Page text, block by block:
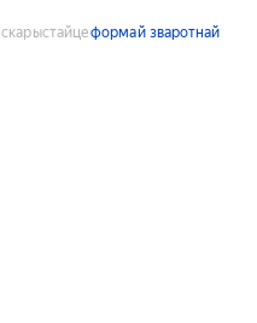
скарыстайцеформай зваротнай